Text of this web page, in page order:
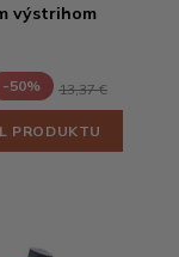
výstrihom
-50% 13,37 €
PRODUKTU